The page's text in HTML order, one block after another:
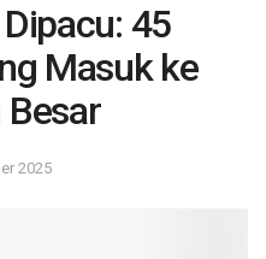
45
Masuk ke
2025